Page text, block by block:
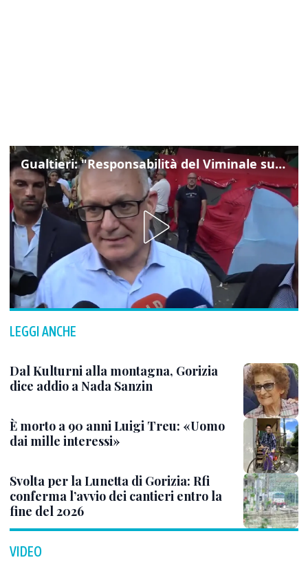
Gualtieri: "Responsabilità del Viminale su Spin Time? La posizione dei partiti è nota"
LEGGI ANCHE
Dal Kulturni alla montagna, Gorizia
dice addio a Nada Sanzin
È morto a 90 anni Luigi Treu: «Uomo
dai mille interessi»
Svolta per la Lunetta di Gorizia: Rfi
conferma l’avvio dei cantieri entro la
fine del 2026
VIDEO